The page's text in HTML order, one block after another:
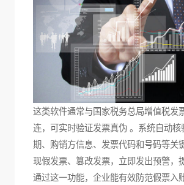
这类软件通常与国家税务总局增值税发
连，可实时验证发票真伪 。系统自动核
期、购销方信息、发票代码和号码等关
现假发票、篡改发票，立即发出预警，
通过这一功能，企业能有效防范假票入